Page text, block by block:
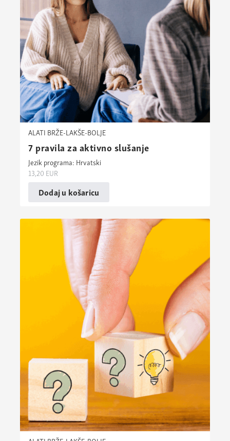
ALATI BRŽE-LAKŠE-BOLJE
7 pravila za aktivno slušanje
Jezik programa: Hrvatski
13,20 EUR
Dodaj u košaricu